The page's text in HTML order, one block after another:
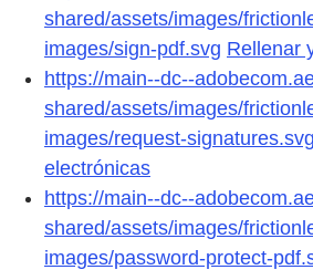
shared/assets/images/
images/sign-pdf.svg Rellenar
https://main--dc--
shared/assets/images/
images/request-signatures.svg
electrónicas
https://main--dc--
shared/assets/images/
images/password-protect-